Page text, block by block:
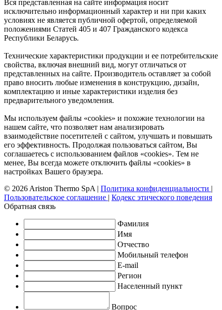
Вся представленная на сайте информация носит
исключительно информационный характер и ни при каких
условиях не является публичной офертой, определяемой
положениями Статей 405 и 407 Гражданского кодекса
Республики Беларусь.
Технические характеристики продукции и ее потребительские
свойства, включая внешний вид, могут отличаться от
представленных на сайте. Производитель оставляет за собой
право вносить любые изменения в конструкцию, дизайн,
комплектацию и иные характеристики изделия без
предварительного уведомления.
Мы используем файлы «cookies» и похожие технологии на
нашем сайте, что позволяет нам анализировать
взаимодействие посетителей с сайтом, улучшать и повышать
его эффективность. Продолжая пользоваться сайтом, Вы
соглашаетесь с использованием файлов «cookies». Тем не
менее, Вы всегда можете отключить файлы «cookies» в
настройках Вашего браузера.
© 2026 Ariston Thermo SpA | Политика конфиденциальности |
Пользовательское соглашение | Кодекс этического поведения
Обратная связь
Фамилия
Имя
Отчество
Мобильный телефон
E-mail
Регион
Населенный пункт
Вопрос